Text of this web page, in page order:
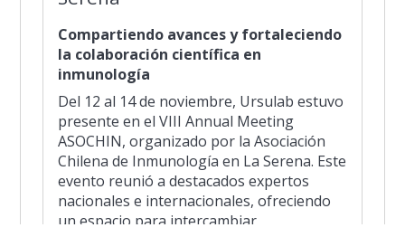
Compartiendo avances y fortaleciendo
la colaboración científica en
inmunología
Del 12 al 14 de noviembre, Ursulab estuvo
presente en el VIII Annual Meeting
ASOCHIN, organizado por la Asociación
Chilena de Inmunología en La Serena. Este
evento reunió a destacados expertos
nacionales e internacionales, ofreciendo
un espacio para intercambiar